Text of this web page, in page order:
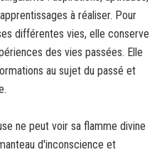
à réaliser. Pour
différentes vies, elle conserve
des vies passées. Elle
au sujet du passé et
ne peut voir sa flamme divine
d'inconscience et